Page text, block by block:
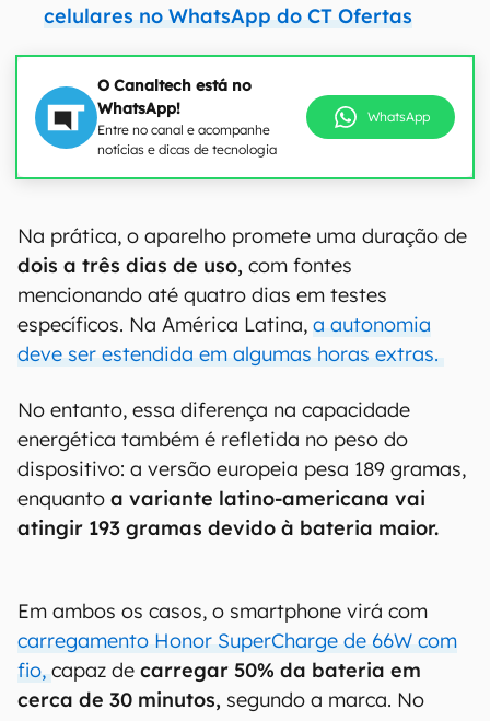
celulares no WhatsApp do CT Ofertas
O Canaltech está no
WhatsApp!
Entre no canal e acompanhe
notícias e dicas de tecnologia
WhatsApp
Na prática, o aparelho promete uma duração de
dois a três dias de uso, com fontes
mencionando até quatro dias em testes
específicos. Na América Latina, a autonomia
deve ser estendida em algumas horas extras.
No entanto, essa diferença na capacidade
energética também é refletida no peso do
dispositivo: a versão europeia pesa 189 gramas,
enquanto a variante latino-americana vai
atingir 193 gramas devido à bateria maior.
Em ambos os casos, o smartphone virá com
carregamento Honor SuperCharge de 66W com
fio, capaz de carregar 50% da bateria em
cerca de 30 minutos, segundo a marca. No